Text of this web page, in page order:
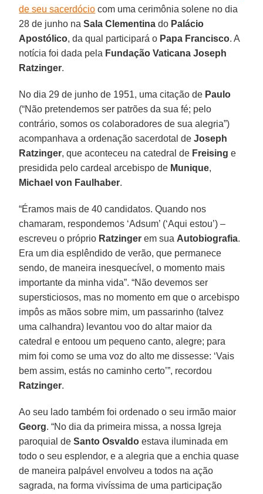
de seu sacerdócio com uma cerimônia solene no dia
28 de junho na Sala Clementina do Palácio
Apostólico, da qual participará o Papa Francisco. A
notícia foi dada pela Fundação Vaticana Joseph
Ratzinger.
No dia 29 de junho de 1951, uma citação de Paulo
(“Não pretendemos ser patrões da sua fé; pelo
contrário, somos os colaboradores de sua alegria”)
acompanhava a ordenação sacerdotal deJoseph
Ratzinger, que aconteceu na catedral de Freising e
presidida pelo cardeal arcebispo de Munique,
Michael von Faulhaber.
“Éramos mais de 40 candidatos. Quando nos
chamaram, respondemos ‘Adsum’ (‘Aqui estou’) –
escreveu o próprio Ratzinger em sua Autobiografia.
Era um dia esplêndido de verão, que permanece
sendo, de maneira inesquecível, o momento mais
importante da minha vida”. “Não devemos ser
supersticiosos, mas no momento em que o arcebispo
impôs as mãos sobre mim, um passarinho (talvez
uma calhandra) levantou voo do altar maior da
catedral e entoou um pequeno canto, alegre; para
mim foi como se uma voz do alto me dissesse: ‘Vais
bem assim, estás no caminho certo’”, recordou
Ratzinger.
Ao seu lado também foi ordenado o seu irmão maior
Georg. “No dia da primeira missa, a nossa Igreja
paroquial deSanto Osvaldo estava iluminada em
todo o seu esplendor, e a alegria que a enchia quase
de maneira palpável envolveu a todos na ação
sagrada, na forma vivíssima de uma participação